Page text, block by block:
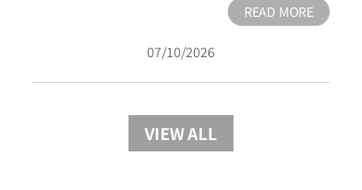
READ MORE
07/10/2026
VIEW ALL